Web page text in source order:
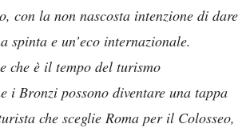
con la non nascosta intenzione di dare
spinta e un’eco internazionale.
che è il tempo del turismo
i Bronzi possono diventare una tappa
che sceglie Roma per il Colosseo,